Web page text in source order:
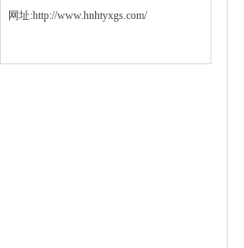
网址:http://www.hnhtyxgs.com/